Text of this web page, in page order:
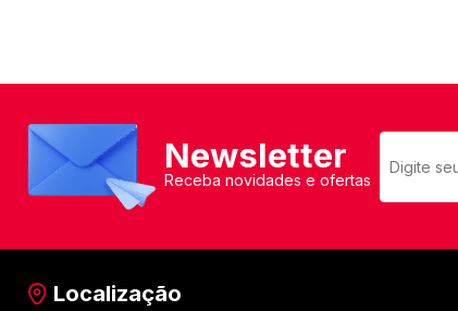
Newsletter
Receba novidades e ofertas
Localização